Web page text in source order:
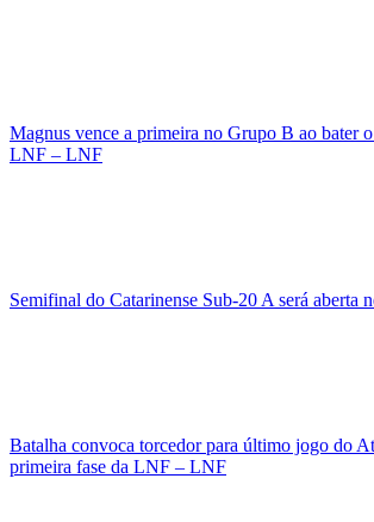
Magnus vence a primeira no Grupo B ao bater
LNF – LNF
Semifinal do Catarinense Sub-20 A será aberta
Batalha convoca torcedor para último jogo do
primeira fase da LNF – LNF